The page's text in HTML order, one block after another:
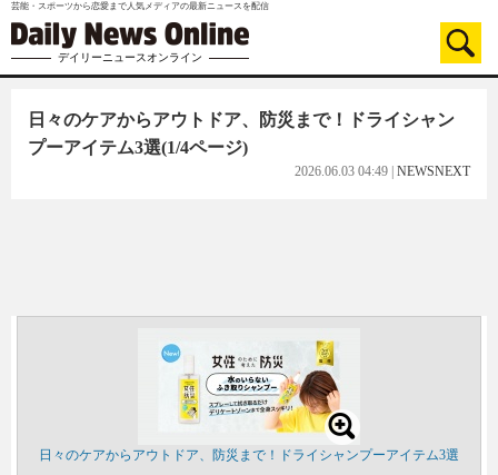
芸能・スポーツから恋愛まで人気メディアの最新ニュースを配信
デイリーニュースオンライン
日々のケアからアウトドア、防災まで！ドライシャン
プーアイテム3選(1/4ページ)
2026.06.03 04:49 NEWSNEXT
日々のケアからアウトドア、防災まで！ドライシャンプーアイテム3選